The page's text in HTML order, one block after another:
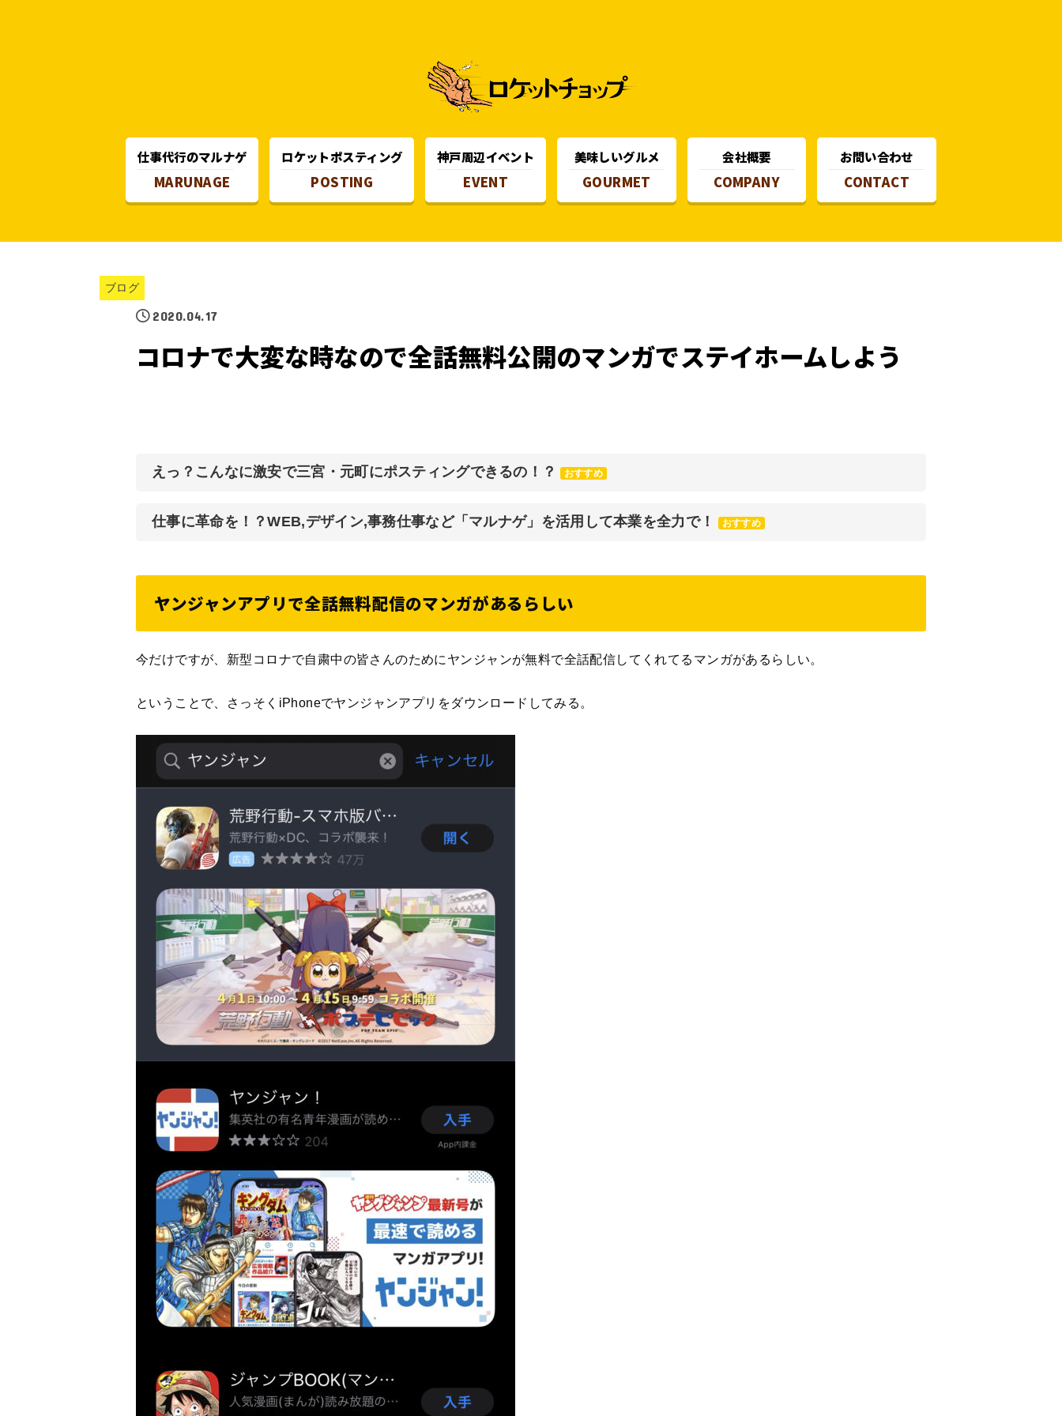
仕事代行のマルナゲ
MARUNAGE
ロケットポスティング
POSTING
神戸周辺イベント
EVENT
美味しいグルメ
GOURMET
会社概要
COMPANY
お問い合わせ
CONTACT
ブログ
2020.04.17
コロナで大変な時なので全話無料公開のマンガでステイホームしよう
えっ？こんなに激安で三宮・元町にポスティングできるの！？ おすすめ
仕事に革命を！？WEB,デザイン,事務仕事など「マルナゲ」を活用して本業を全力で！ おすすめ
ヤンジャンアプリで全話無料配信のマンガがあるらしい
今だけですが、新型コロナで自粛中の皆さんのためにヤンジャンが無料で全話配信してくれてるマンガがあるらしい。
ということで、さっそくiPhoneでヤンジャンアプリをダウンロードしてみる。